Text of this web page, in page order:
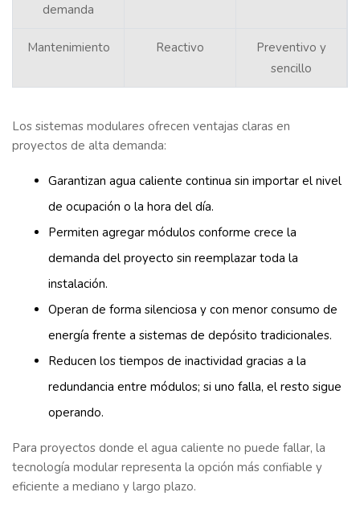
demanda
Mantenimiento Reactivo
Preventivo y
sencillo
Los sistemas modulares ofrecen ventajas claras en
proyectos de alta demanda:
Garantizan agua caliente continua sin importar el nivel
de ocupación o la hora del día.
Permiten agregar módulos conforme crece la
demanda del proyecto sin reemplazar toda la
instalación.
Operan de forma silenciosa y con menor consumo de
energía frente a sistemas de depósito tradicionales.
Reducen los tiempos de inactividad gracias a la
redundancia entre módulos; si uno falla, el resto sigue
operando.
Para proyectos donde el agua caliente no puede fallar, la
tecnología modular representa la opción más confiable y
eficiente a mediano y largo plazo.